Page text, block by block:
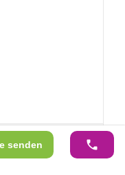
senden